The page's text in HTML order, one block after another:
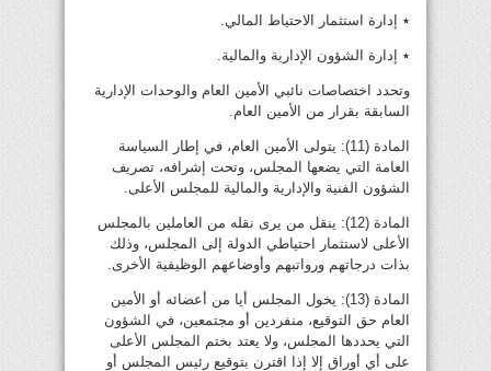
٭ إدارة استثمار الاحتياط المالي.
٭ إدارة الشؤون الإدارية والمالية.
وتحدد اختصاصات نائبي الأمين العام والوحدات الإدارية
السابقة بقرار من الأمين العام.
المادة (11): يتولى الأمين العام، في إطار السياسة
العامة التي يضعها المجلس، وتحت إشرافه، تصريف
الشؤون الفنية والإدارية والمالية للمجلس الأعلى.
المادة (12): ينقل من يرى نقله من العاملين بالمجلس
الأعلى لاستثمار احتياطي الدولة إلى المجلس، وذلك
بذات درجاتهم ورواتبهم وأوضاعهم الوظيفية الأخرى.
المادة (13): يخول المجلس أيا من أعضائه أو الأمين
العام حق التوقيع، منفردين أو مجتمعين، في الشؤون
التي يحددها المجلس، ولا يعتد بختم المجلس الأعلى
على أي أوراق إلا إذا اقترن بتوقيع رئيس المجلس أو